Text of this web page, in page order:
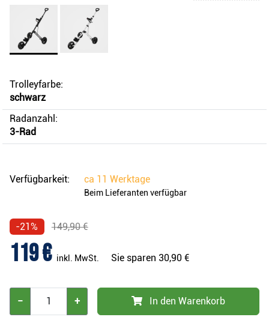
Trolleyfarbe:
schwarz
Radanzahl:
3-Rad
Verfügbarkeit: ca 11 Werktage
Beim Lieferanten verfügbar
-21% 149,90 €
119 € inkl. MwSt. Sie sparen 30,90 €
− + In den Warenkorb